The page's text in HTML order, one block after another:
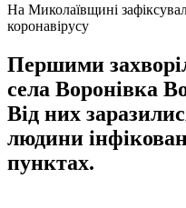
На Миколаївщині
коронавірусу
Першими
села Воронівка
Від них
людини
пунктах.